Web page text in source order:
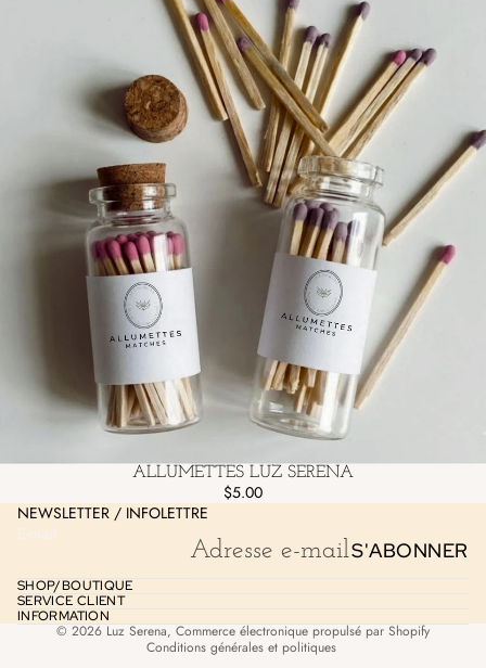
ALLUMETTES LUZ SERENA
$5.00
NEWSLETTER / INFOLETTRE
E-mail
S'ABONNER
SHOP/BOUTIQUE
SERVICE CLIENT
INFORMATION
© 2026 Luz Serena, Commerce électronique propulsé par Shopify
Conditions générales et politiques
Politique de remboursement
Politique de confidentialité
Politique d’expédition
Mentions légales
Politique de résiliation